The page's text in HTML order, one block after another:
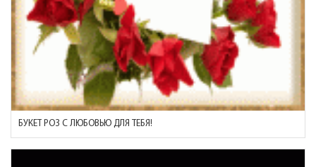
БУКЕТ РОЗ С ЛЮБОВЬЮ ДЛЯ ТЕБЯ!